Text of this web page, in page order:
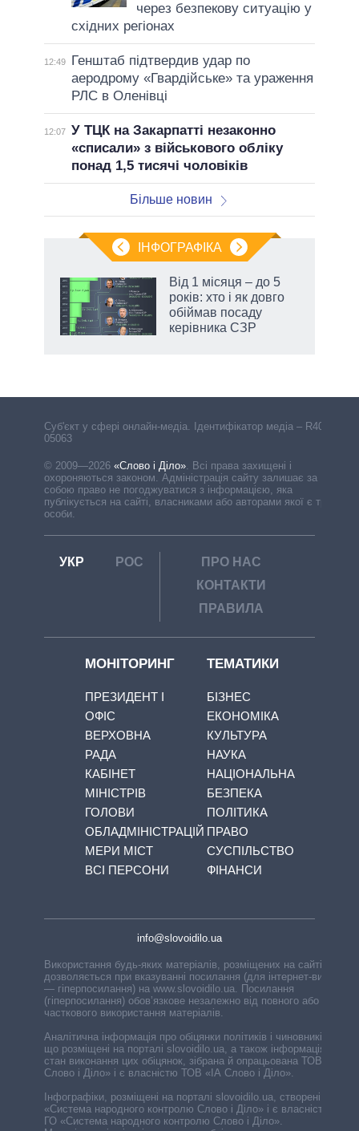
через безпекову ситуацію у
східних регіонах
12:49
Генштаб підтвердив удар по
аеродрому «Гвардійське» та ураження
РЛС в Оленівці
12:07 У ТЦК на Закарпатті незаконно
«списали» з військового обліку
понад 1,5 тисячі чоловіків
Більше новин
ІНФОГРАФІКА
Від 1 місяця – до 5
років: хто і як довго
обіймав посаду
керівника СЗР
Cуб'єкт у сфері онлайн-медіа. Ідентифікатор медіа – R40-
05063
© 2009—2026 «Слово і Діло». Всі права захищені і
охороняються законом. Адміністрація сайту залишає за
собою право не погоджуватися з інформацією, яка
публікується на сайті, власниками або авторами якої є треті
особи.
УКР РОС
ПРО НАС
КОНТАКТИ
ПРАВИЛА
МОНІТОРИНГ
ПРЕЗИДЕНТ І
ОФІС
ВЕРХОВНА
РАДА
КАБІНЕТ
МІНІСТРІВ
ГОЛОВИ
ОБЛАДМІНІСТРАЦІЙ
МЕРИ МІСТ
ВСІ ПЕРСОНИ
ТЕМАТИКИ
БІЗНЕС
ЕКОНОМІКА
КУЛЬТУРА
НАУКА
НАЦІОНАЛЬНА
БЕЗПЕКА
ПОЛІТИКА
ПРАВО
СУСПІЛЬСТВО
ФІНАНСИ
info@slovoidilo.ua
Використання будь-яких матеріалів, розміщених на сайті,
дозволяється при вказуванні посилання (для інтернет-видань
— гіперпосилання) на www.slovoidilo.ua. Посилання
(гіперпосилання) обов’язкове незалежно від повного або
часткового використання матеріалів.
Аналітична інформація про обіцянки політиків і чиновників,
що розміщені на порталі slovoidilo.ua, а також інформація про
стан виконання цих обіцянок, зібрана й опрацьована ТОВ «ІА
Слово і Діло» і є власністю ТОВ «ІА Слово і Діло».
Інфографіки, розміщені на порталі slovoidilo.ua, створені ГО
«Система народного контролю Слово і Діло» і є власністю
ГО «Система народного контролю Слово і Діло».